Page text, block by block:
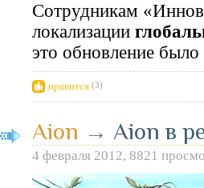
Сотрудникам
локализации
это обновление было
нравится (3)
Aion → Aion в
4 февраля 2012, 8821